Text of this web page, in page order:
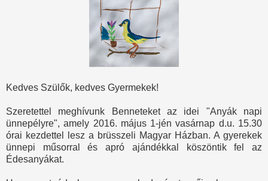
Kedves Szülők, kedves Gyermekek!
Szeretettel meghívunk Benneteket az idei "Anyák napi
ünnepélyre", amely 2016. május 1-jén vasárnap d.u. 15.30
órai kezdettel lesz a brüsszeli Magyar Házban. A gyerekek
ünnepi műsorral és apró ajándékkal köszöntik fel az
Édesanyákat.